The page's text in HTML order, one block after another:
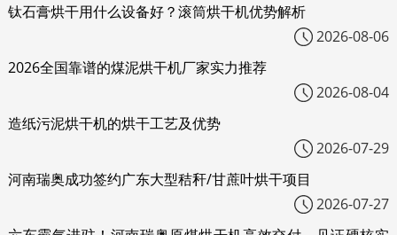
钛石膏烘干用什么设备好？滚筒烘干机优势解析
2026-08-06
2026全国靠谱的煤泥烘干机厂家实力推荐
2026-08-04
造纸污泥烘干机的烘干工艺及优势
2026-07-29
河南瑞奥成功签约广东大型秸秆/甘蔗叶烘干项目
2026-07-27